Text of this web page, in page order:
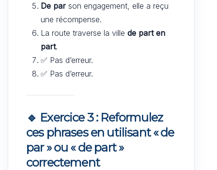
De par son engagement, elle a reçu
une récompense.
La route traverse la ville de part en
part.
✅ Pas d’erreur.
✅ Pas d’erreur.
🔹 Exercice 3 : Reformulez
ces phrases en utilisant « de
par » ou « de part »
correctement